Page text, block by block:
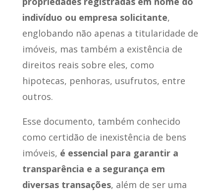
indivíduo ou empresa solicitante,
englobando não apenas a titularidade de
imóveis, mas também a existência de
direitos reais sobre eles, como
hipotecas, penhoras, usufrutos, entre
outros.
Esse documento, também conhecido
como certidão de inexistência de bens
imóveis, é essencial para garantir a
transparência e a segurança em
diversas transações, além de ser uma